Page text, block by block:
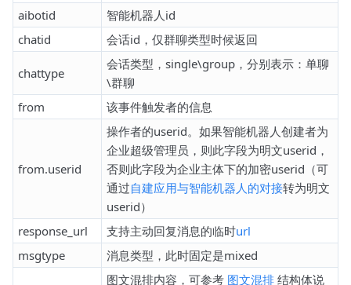
aibotid
智能机器人id
chatid
会话id，仅群聊类型时候返回
chattype
会话类型，single\group，分别表示：单聊
\群聊
from
该事件触发者的信息
from.userid
操作者的userid。如果智能机器人创建者为
企业超级管理员，则此字段为明文userid，
否则此字段为企业主体下的加密userid（可
通过自建应用与智能机器人的对接转为明文
userid）
response_url
支持主动回复消息的临时url
msgtype
消息类型，此时固定是mixed
图文混排内容，可参考 图文混排 结构体说